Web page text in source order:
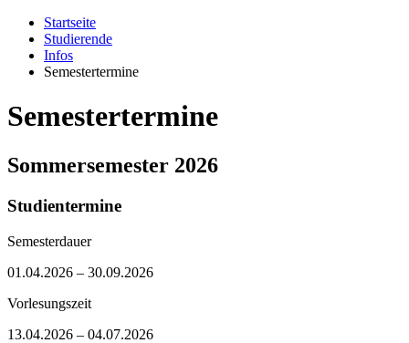
Startseite
Studierende
Infos
Semestertermine
Semestertermine
Sommersemester 2026
Studientermine
Semesterdauer
01.04.2026 – 30.09.2026
Vorlesungszeit
13.04.2026 – 04.07.2026